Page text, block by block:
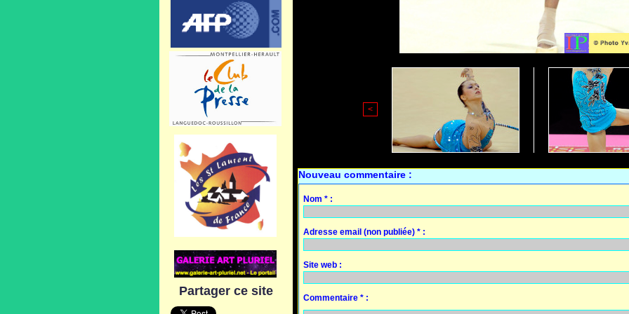
Partager ce site
<
Nouveau commentaire :
Nom * :
Adresse email (non publiée) * :
Site web :
Commentaire * :